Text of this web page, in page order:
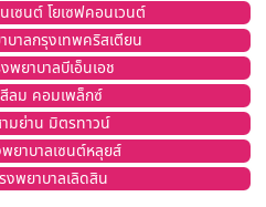
เซนต์ โยเซฟคอนเวนต์
บาลกรุงเทพคริสเตียน
พยาบาลบีเอ็นเอช
ลม คอมเพล็กซ์
มย่าน มิตรทาวน์
พยาบาลเซนต์หลุยส์
งพยาบาลเลิดสิน